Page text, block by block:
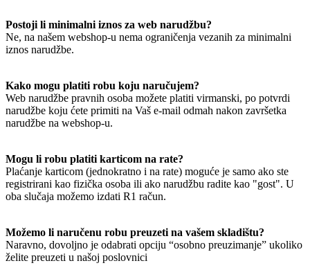
Postoji li minimalni iznos za web narudžbu?
Ne, na našem webshop-u nema ograničenja vezanih za minimalni
iznos narudžbe.
Kako mogu platiti robu koju naručujem?
Web narudžbe pravnih osoba možete platiti virmanski, po potvrdi
narudžbe koju ćete primiti na Vaš e-mail odmah nakon završetka
narudžbe na webshop-u.
Mogu li robu platiti karticom na rate?
Plaćanje karticom (jednokratno i na rate) moguće je samo ako ste
registrirani kao fizička osoba ili ako narudžbu radite kao "gost". U
oba slučaja možemo izdati R1 račun.
Možemo li naručenu robu preuzeti na vašem skladištu?
Naravno, dovoljno je odabrati opciju “osobno preuzimanje” ukoliko
želite preuzeti u našoj poslovnici